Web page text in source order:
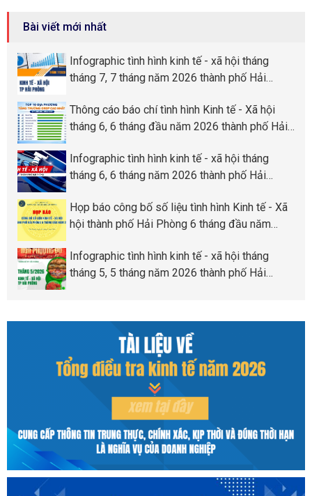
Bài viết mới nhất
Infographic tình hình kinh tế - xã hội tháng
tháng 7, 7 tháng năm 2026 thành phố Hải
Thông cáo báo chí tình hình Kinh tế - Xã hội
tháng 6, 6 tháng đầu năm 2026 thành phố Hải
Infographic tình hình kinh tế - xã hội tháng
tháng 6, 6 tháng năm 2026 thành phố Hải
Họp báo công bố số liệu tình hình Kinh tế - Xã
hội thành phố Hải Phòng 6 tháng đầu năm
Infographic tình hình kinh tế - xã hội tháng
tháng 5, 5 tháng năm 2026 thành phố Hải